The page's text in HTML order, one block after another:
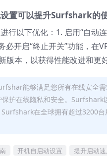
置可以提升Surfshark的
行以下优化：1. 启用“自动
必开启“终止开关”功能，在
本，以获得性能改进和更
能够满足您所有在线安全
护在线隐私和安全。
在全球拥有超过3200
开机自启动设置 提升启动